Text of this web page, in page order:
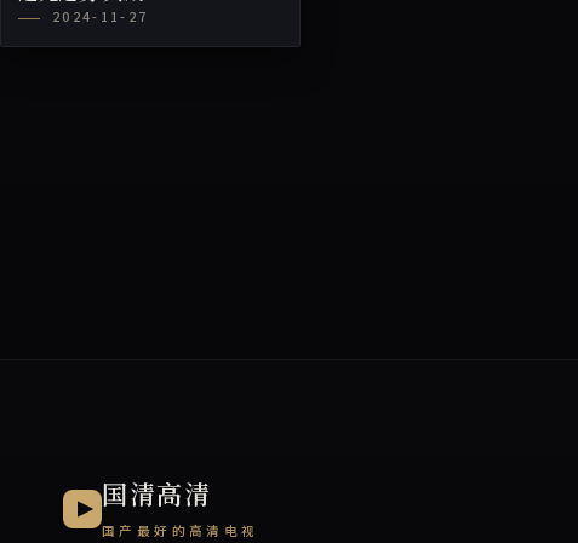
2024-11-27
国清高清
国产最好的高清电视